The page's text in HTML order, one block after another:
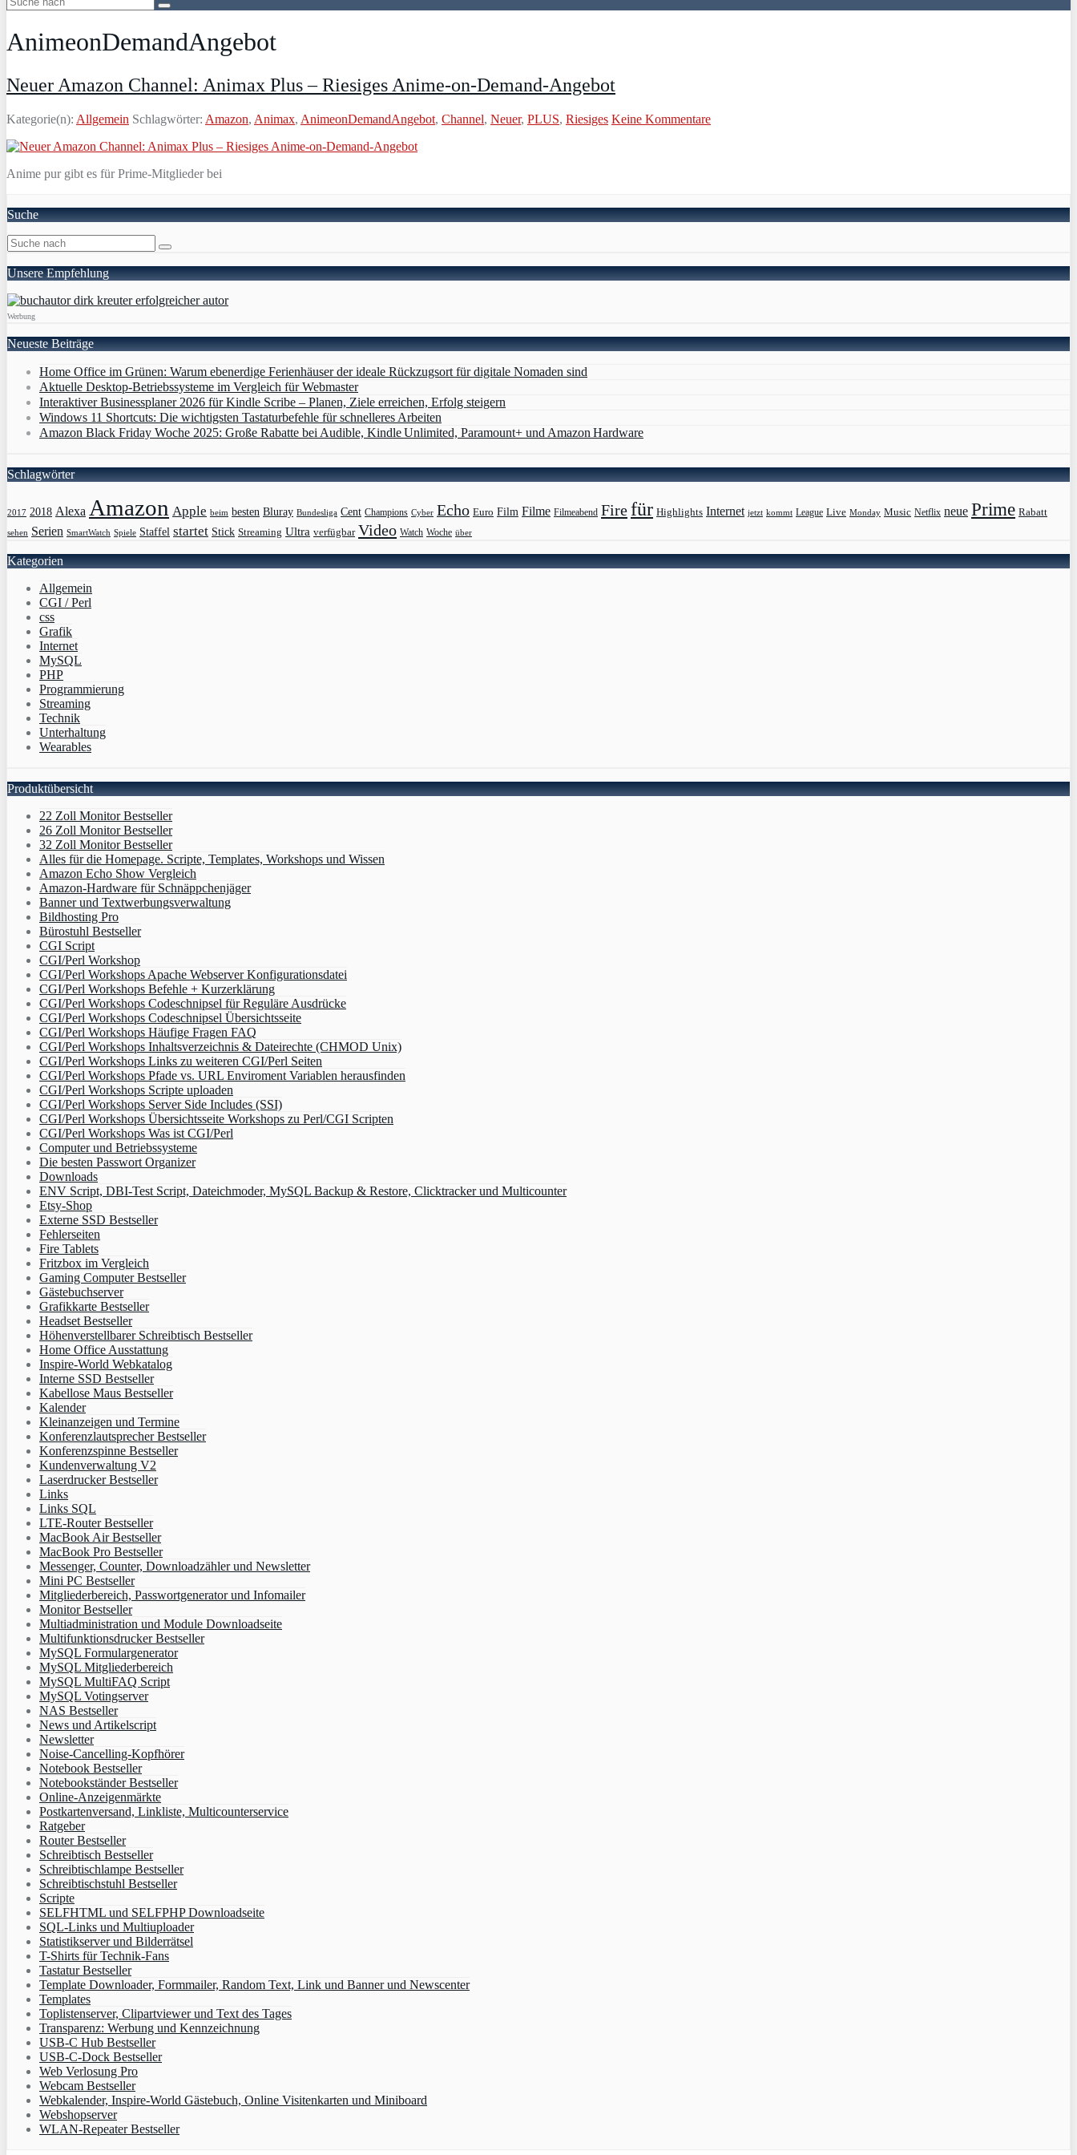
AnimeonDemandAngebot
Neuer Amazon Channel: Animax Plus – Riesiges Anime-on-Demand-Angebot
Kategorie(n): Allgemein Schlagwörter: Amazon, Animax, AnimeonDemandAngebot, Channel, Neuer, PLUS, Riesiges Keine Kommentare
Anime pur gibt es für Prime-Mitglieder bei
Suche
Unsere Empfehlung
Werbung
Neueste Beiträge
Home Office im Grünen: Warum ebenerdige Ferienhäuser der ideale Rückzugsort für digitale Nomaden sind
Aktuelle Desktop-Betriebssysteme im Vergleich für Webmaster
Interaktiver Businessplaner 2026 für Kindle Scribe – Planen, Ziele erreichen, Erfolg steigern
Windows 11 Shortcuts: Die wichtigsten Tastaturbefehle für schnelleres Arbeiten
Amazon Black Friday Woche 2025: Große Rabatte bei Audible, Kindle Unlimited, Paramount+ und Amazon Hardware
Schlagwörter
2017 2018 Alexa Amazon Apple beim besten Bluray Bundesliga Cent Champions Cyber Echo Euro Film Filme Filmeabend Firefür Highlights Internet jetzt kommt League Live Monday Music Netflix neue Prime Rabatt
sehen Serien SmartWatch Spiele Staffel startet Stick Streaming Ultra verfügbar Video Watch Woche über
Kategorien
Allgemein
CGI / Perl
css
Grafik
Internet
MySQL
PHP
Programmierung
Streaming
Technik
Unterhaltung
Wearables
Produktübersicht
22 Zoll Monitor Bestseller
26 Zoll Monitor Bestseller
32 Zoll Monitor Bestseller
Alles für die Homepage. Scripte, Templates, Workshops und Wissen
Amazon Echo Show Vergleich
Amazon-Hardware für Schnäppchenjäger
Banner und Textwerbungsverwaltung
Bildhosting Pro
Bürostuhl Bestseller
CGI Script
CGI/Perl Workshop
CGI/Perl Workshops Apache Webserver Konfigurationsdatei
CGI/Perl Workshops Befehle + Kurzerklärung
CGI/Perl Workshops Codeschnipsel für Reguläre Ausdrücke
CGI/Perl Workshops Codeschnipsel Übersichtsseite
CGI/Perl Workshops Häufige Fragen FAQ
CGI/Perl Workshops Inhaltsverzeichnis & Dateirechte (CHMOD Unix)
CGI/Perl Workshops Links zu weiteren CGI/Perl Seiten
CGI/Perl Workshops Pfade vs. URL Enviroment Variablen herausfinden
CGI/Perl Workshops Scripte uploaden
CGI/Perl Workshops Server Side Includes (SSI)
CGI/Perl Workshops Übersichtsseite Workshops zu Perl/CGI Scripten
CGI/Perl Workshops Was ist CGI/Perl
Computer und Betriebssysteme
Die besten Passwort Organizer
Downloads
ENV Script, DBI-Test Script, Dateichmoder, MySQL Backup & Restore, Clicktracker und Multicounter
Etsy-Shop
Externe SSD Bestseller
Fehlerseiten
Fire Tablets
Fritzbox im Vergleich
Gaming Computer Bestseller
Gästebuchserver
Grafikkarte Bestseller
Headset Bestseller
Höhenverstellbarer Schreibtisch Bestseller
Home Office Ausstattung
Inspire-World Webkatalog
Interne SSD Bestseller
Kabellose Maus Bestseller
Kalender
Kleinanzeigen und Termine
Konferenzlautsprecher Bestseller
Konferenzspinne Bestseller
Kundenverwaltung V2
Laserdrucker Bestseller
Links
Links SQL
LTE-Router Bestseller
MacBook Air Bestseller
MacBook Pro Bestseller
Messenger, Counter, Downloadzähler und Newsletter
Mini PC Bestseller
Mitgliederbereich, Passwortgenerator und Infomailer
Monitor Bestseller
Multiadministration und Module Downloadseite
Multifunktionsdrucker Bestseller
MySQL Formulargenerator
MySQL Mitgliederbereich
MySQL MultiFAQ Script
MySQL Votingserver
NAS Bestseller
News und Artikelscript
Newsletter
Noise-Cancelling-Kopfhörer
Notebook Bestseller
Notebookständer Bestseller
Online-Anzeigenmärkte
Postkartenversand, Linkliste, Multicounterservice
Ratgeber
Router Bestseller
Schreibtisch Bestseller
Schreibtischlampe Bestseller
Schreibtischstuhl Bestseller
Scripte
SELFHTML und SELFPHP Downloadseite
SQL-Links und Multiuploader
Statistikserver und Bilderrätsel
T-Shirts für Technik-Fans
Tastatur Bestseller
Template Downloader, Formmailer, Random Text, Link und Banner und Newscenter
Templates
Toplistenserver, Clipartviewer und Text des Tages
Transparenz: Werbung und Kennzeichnung
USB-C Hub Bestseller
USB-C-Dock Bestseller
Web Verlosung Pro
Webcam Bestseller
Webkalender, Inspire-World Gästebuch, Online Visitenkarten und Miniboard
Webshopserver
WLAN-Repeater Bestseller